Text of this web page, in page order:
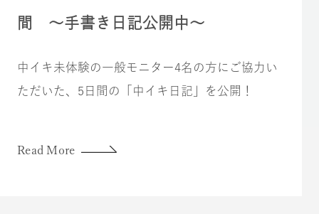
間 〜手書き日記公開中〜
中イキ未体験の一般モニター4名の方にご協力い
ただいた、5日間の「中イキ日記」を公開！
Read More